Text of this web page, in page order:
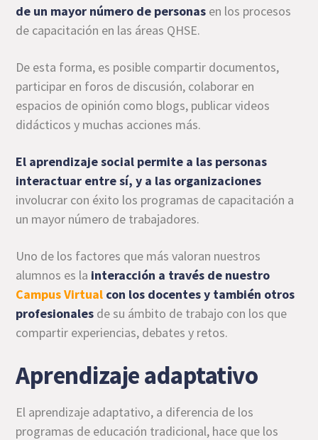
de un mayor número de personas en los procesos
de capacitación en las áreas QHSE.
De esta forma, es posible compartir documentos,
participar en foros de discusión, colaborar en
espacios de opinión como blogs, publicar videos
didácticos y muchas acciones más.
El aprendizaje social permite a las personas
interactuar entre sí, y a las organizaciones
involucrar con éxito los programas de capacitación a
un mayor número de trabajadores.
Uno de los factores que más valoran nuestros
alumnos es la interacción a través de nuestro
Campus Virtual con los docentes y también otros
profesionales de su ámbito de trabajo con los que
compartir experiencias, debates y retos.
Aprendizaje adaptativo
El aprendizaje adaptativo, a diferencia de los
programas de educación tradicional, hace que los